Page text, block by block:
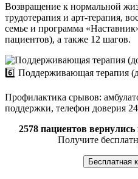
Возвращение к нормальной
трудотерапия и арт-терапия,
семье и программа
пациентов), а также 12 шагов.
6️⃣ Поддерживающая терапия
Профилактика срывов:
поддержки, телефон доверия
2578 пациентов
Получите
Бесплатная